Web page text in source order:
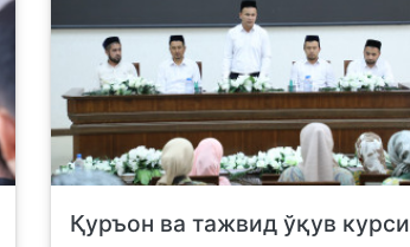
Қуръон ва тажвид ўқув курси